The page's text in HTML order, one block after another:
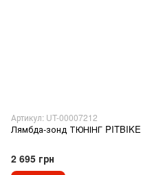
Артикул: UT-00007212
Лямбда-зонд ТЮНІНГ PITBIKE
2 695 грн